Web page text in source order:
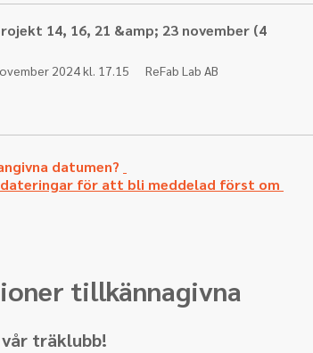
14, 16, 21 &amp; 23 november (4
2024 kl. 17.15
ReFab Lab AB
datumen?
för att bli meddelad först om
tillkännagivna
träklubb!